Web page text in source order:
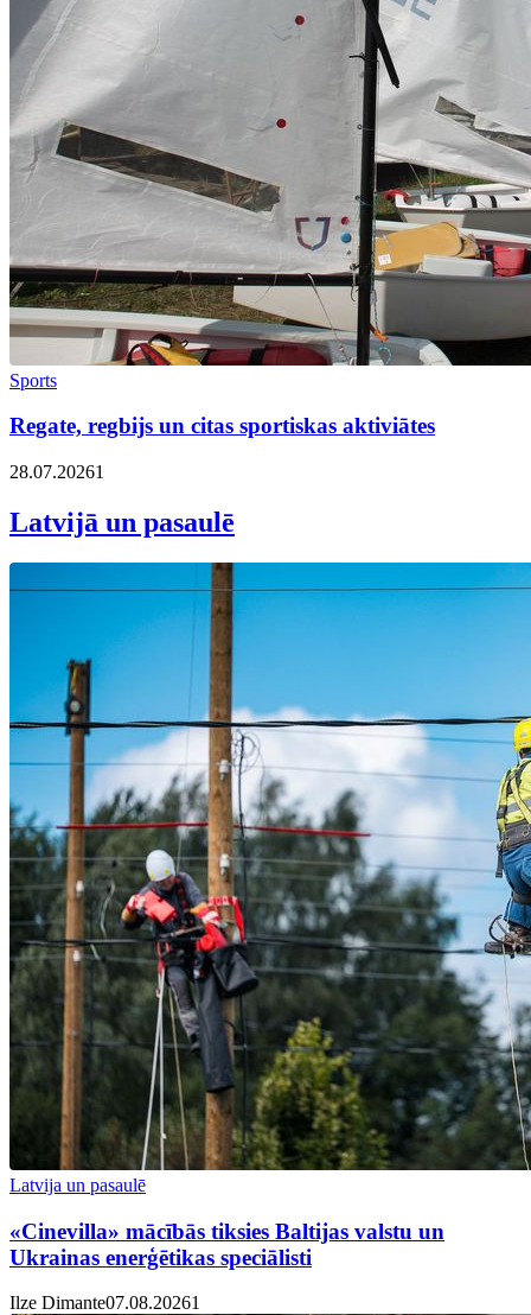
Sports
Regate, regbijs un citas sportiskas aktiviātes
28.07.20261
Latvijā un pasaulē
Latvija un pasaulē
«Cinevilla» mācībās tiksies Baltijas valstu un
Ukrainas enerģētikas speciālisti
Ilze Dimante07.08.20261